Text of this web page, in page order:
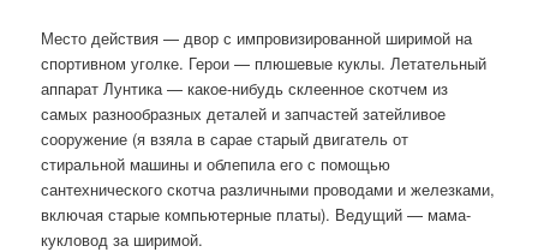
Место действия — двор с импровизированной ширимой на
спортивном уголке. Герои — плюшевые куклы. Летательный
аппарат Лунтика — какое-нибудь склеенное скотчем из
самых разнообразных деталей и запчастей затейливое
сооружение (я взяла в сарае старый двигатель от
стиральной машины и облепила его с помощью
сантехнического скотча различными проводами и железками,
включая старые компьютерные платы). Ведущий — мама-
кукловод за ширимой.